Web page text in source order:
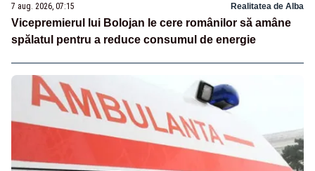
7 aug. 2026, 07:15 Realitatea de Alba
Vicepremierul lui Bolojan le cere românilor să amâne
spălatul pentru a reduce consumul de energie